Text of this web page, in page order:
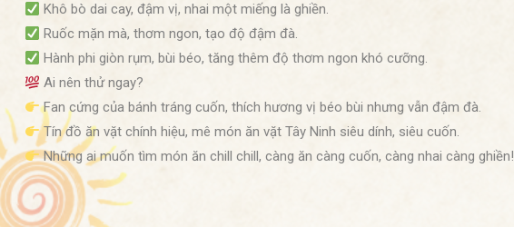
Khô bò dai cay, đậm vị, nhai một miếng là ghiền.
Ruốc mặn mà, thơm ngon, tạo độ đậm đà.
Hành phi giòn rụm, bùi béo, tăng thêm độ thơm ngon khó cưỡng.
Ai nên thử ngay?
Fan cứng của bánh tráng cuốn, thích hương vị béo bùi nhưng vẫn đậm đà.
Tín đồ ăn vặt chính hiệu, mê món ăn vặt Tây Ninh siêu dính, siêu cuốn.
Những ai muốn tìm món ăn chill chill, càng ăn càng cuốn, càng nhai càng ghiền!